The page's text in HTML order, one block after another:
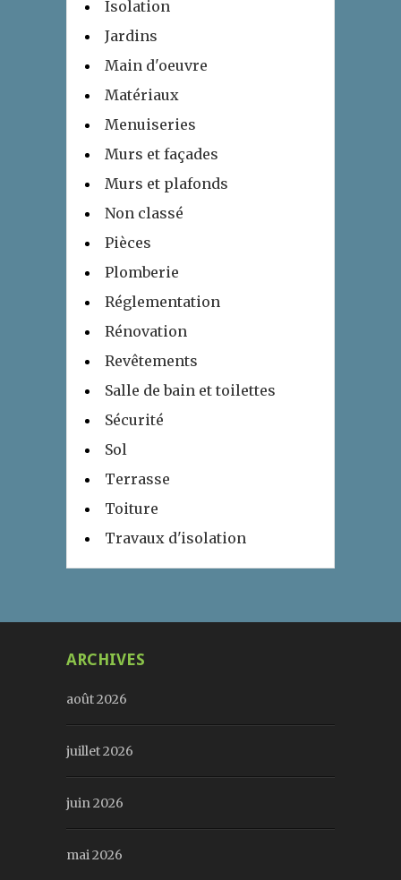
Isolation
Jardins
Main d'oeuvre
Matériaux
Menuiseries
Murs et façades
Murs et plafonds
Non classé
Pièces
Plomberie
Réglementation
Rénovation
Revêtements
Salle de bain et toilettes
Sécurité
Sol
Terrasse
Toiture
Travaux d'isolation
ARCHIVES
août 2026
juillet 2026
juin 2026
mai 2026